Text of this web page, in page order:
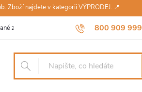
Zboží najdete v kategorii VÝPRODEJ. 📍
800 909 999
značky Návody a údržba Reklamace